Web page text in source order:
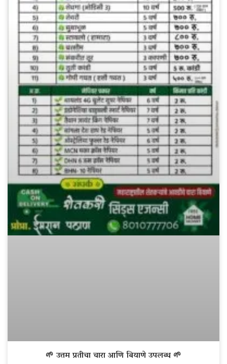
🌱 उत्तम प्रतीचा चारा आणि बियाणे उपलब्ध 🌱